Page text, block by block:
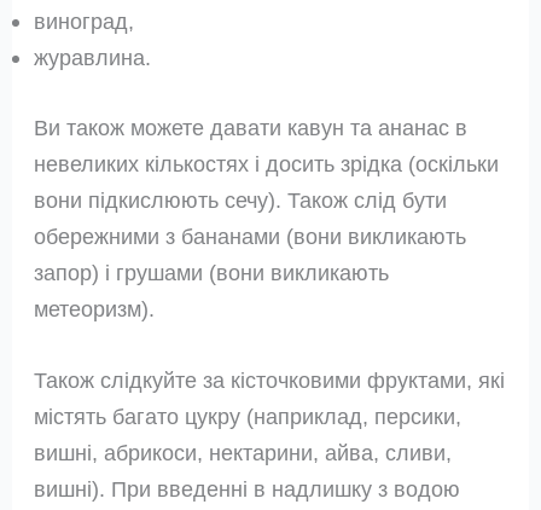
виноград,
журавлина.
Ви також можете давати кавун та ананас в
невеликих кількостях і досить зрідка (оскільки
вони підкислюють сечу). Також слід бути
обережними з бананами (вони викликають
запор) і грушами (вони викликають
метеоризм).
Також слідкуйте за кісточковими фруктами, які
містять багато цукру (наприклад, персики,
вишні, абрикоси, нектарини, айва, сливи,
вишні). При введенні в надлишку з водою